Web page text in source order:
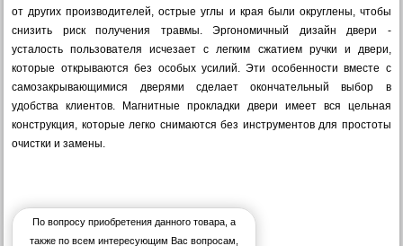
от других производителей, острые углы и края были округлены, чтобы
снизить риск получения травмы. Эргономичный дизайн двери -
усталость пользователя исчезает с легким сжатием ручки и двери,
которые открываются без особых усилий. Эти особенности вместе с
самозакрывающимися дверями сделает окончательный выбор в
удобства клиентов. Магнитные прокладки двери имеет вся цельная
конструкция, которые легко снимаются без инструментов для простоты
очистки и замены.
По вопросу приобретения данного товара, а
также по всем интересующим Вас вопросам,